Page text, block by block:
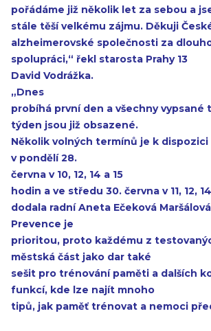
pořádáme již několik let za sebou a
stále těší velkému zájmu. Děkuji
alzheimerovské společnosti za
spolupráci,“ řekl starosta Prahy 13
David Vodrážka.
„Dnes
probíhá první den a všechny
týden jsou již obsazené.
Několik volných termínů je k
v pondělí 28.
června v 10, 12, 14 a 15
hodin a ve středu 30. června v 11, 12,
dodala radní Aneta Ečeková
Prevence je
prioritou, proto každému z
městská část jako dar také
sešit pro trénování paměti a dalších
funkcí, kde lze najít mnoho
tipů, jak paměť trénovat a nemoci